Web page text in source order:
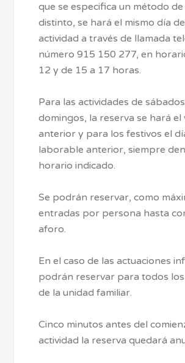
que se especifica un método
distinto, se hará el mismo día
actividad a través de llamada
número 915 150 277, en
12 y de 15 a 17 horas.
Para las actividades de
domingos, la reserva se hará el
anterior y para los festivos el
laborable anterior, siempre
horario indicado.
Se podrán reservar, como
entradas por persona hasta
aforo.
En el caso de las actuaciones
podrán reservar para todos
de la unidad familiar.
Cinco minutos antes del
actividad la reserva quedará